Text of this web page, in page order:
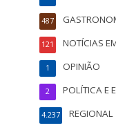
487
NOTÍCIAS
121
OPINIÃO
1
POLÍTICA E
2
REGIONAL
4.237